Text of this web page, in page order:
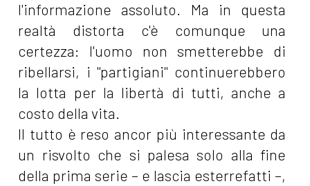
l'informazione assoluto. Ma in questa
realtà distorta c'è comunque una
certezza: l'uomo non smetterebbe di
ribellarsi, i "partigiani" continuerebbero
la lotta per la libertà di tutti, anche a
costo della vita.
Il tutto è reso ancor più interessante da
un risvolto che si palesa solo alla fine
della prima serie – e lascia esterrefatti –,